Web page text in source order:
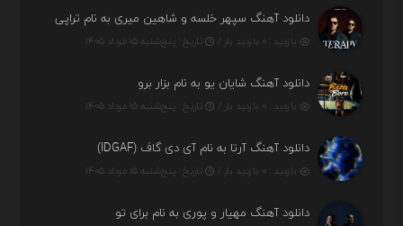
دانلود آهنگ سپهر خلسه و شاهین میری به نام تراپی
بازدید : ۰ بازدید بار / تاریخ : پنج‌شنبه ۱۵ مرداد ۱۴۰۵
دانلود آهنگ شایان یو به نام بزار برو
بازدید : ۰ بازدید بار / تاریخ : پنج‌شنبه ۱۵ مرداد ۱۴۰۵
دانلود آهنگ آرتا به نام آی دی گاف (IDGAF)
بازدید : ۰ بازدید بار / تاریخ : پنج‌شنبه ۱۵ مرداد ۱۴۰۵
دانلود آهنگ مهیار و پوری به نام برای تو